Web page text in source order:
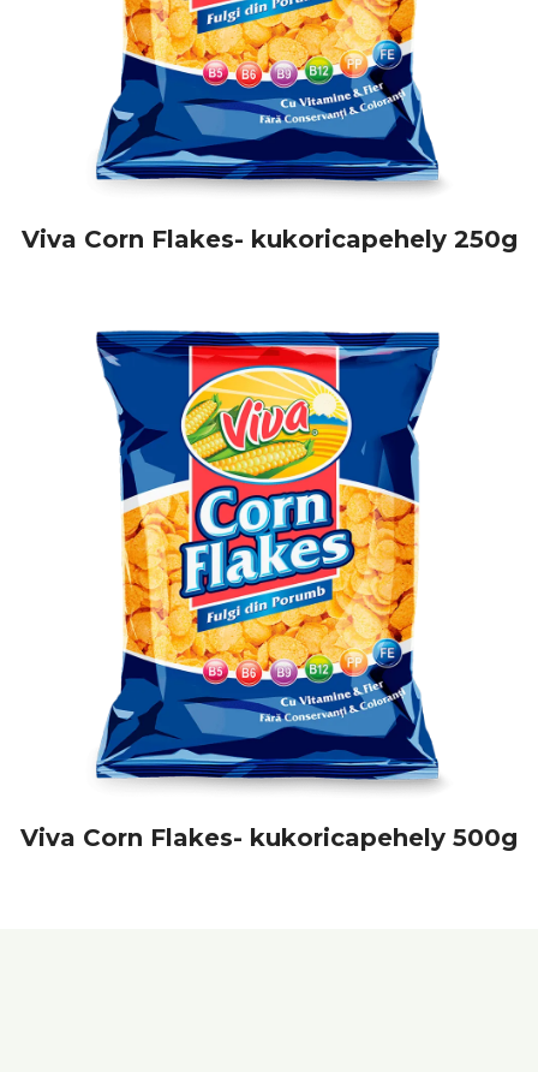
Viva Corn Flakes- kukoricapehely 250g
Viva Corn Flakes- kukoricapehely 500g